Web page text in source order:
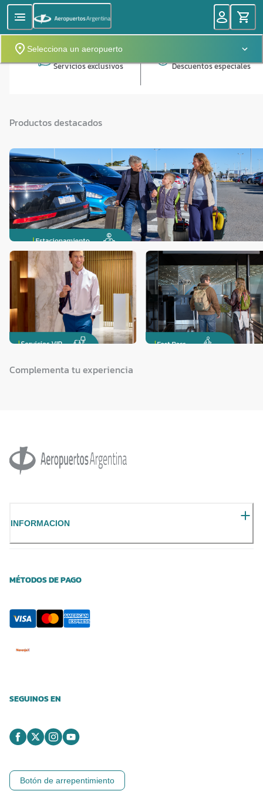
Selecciona un aeropuerto
Servicios exclusivos Descuentos especiales
Productos destacados
Complementa tu experiencia
INFORMACION
MÉTODOS DE PAGO
SEGUINOS EN
Botón de arrepentimiento